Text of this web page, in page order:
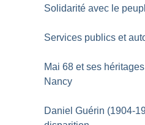
Solidarité avec le
Services publics et
Mai 68 et ses
Nancy
Daniel Guérin (1904-